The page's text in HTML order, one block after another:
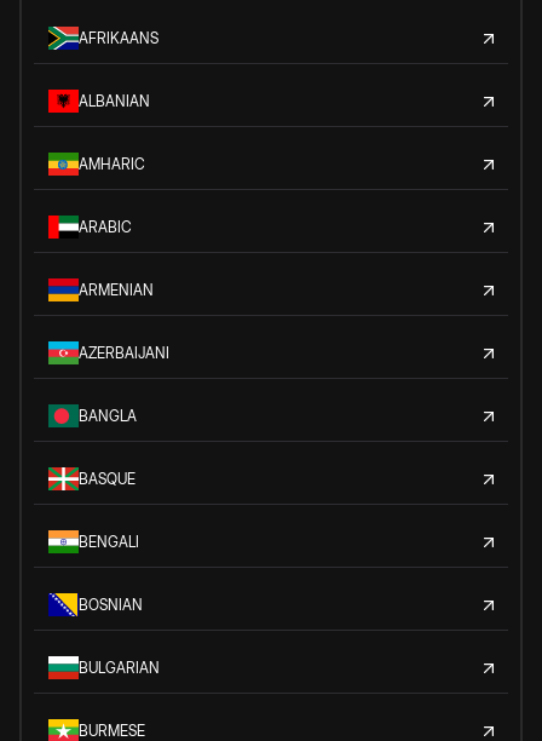
AFRIKAANS
ALBANIAN
AMHARIC
ARABIC
ARMENIAN
AZERBAIJANI
BANGLA
BASQUE
BENGALI
BOSNIAN
BULGARIAN
BURMESE